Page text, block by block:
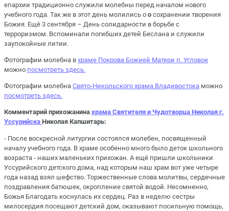
епархии традиционно служили молебны перед началом нового
учебного года. Так же в этот день молились о о сохранении творения
Божия. Ещё 3 сентября – День солидарности в борьбе с
терроризмом. Вспоминали погибших детей Беслана и служили
заупокойные литии.
Фотографии молебна в храме Покрова Божией Матери п. Угловое
можно посмотреть здесь.
Фотографии молебна Свято-Никольского храма Владивостока можно
посмотреть здесь.
Комментарий прихожанина храма Святителя и Чудотворца Николая г.
Уссурийска Николая Капшитарь:
- После воскресной литургии состоялся молебен, посвященный
началу учебного года. В храме особенно много было деток школьного
возраста - наших маленьких прихожан. А ещё пришли школьники
Уссурийского детского дома, над которым наш храм вот уже четыре
года назад взял шефство. Торжественные слова молитвы, сердечные
поздравления батюшек, окропление святой водой. Несомненно,
Божья Благодать коснулась их сердец. Раз в неделю сестры
милосердия посещают детский дом, оказывают посильную помощь,